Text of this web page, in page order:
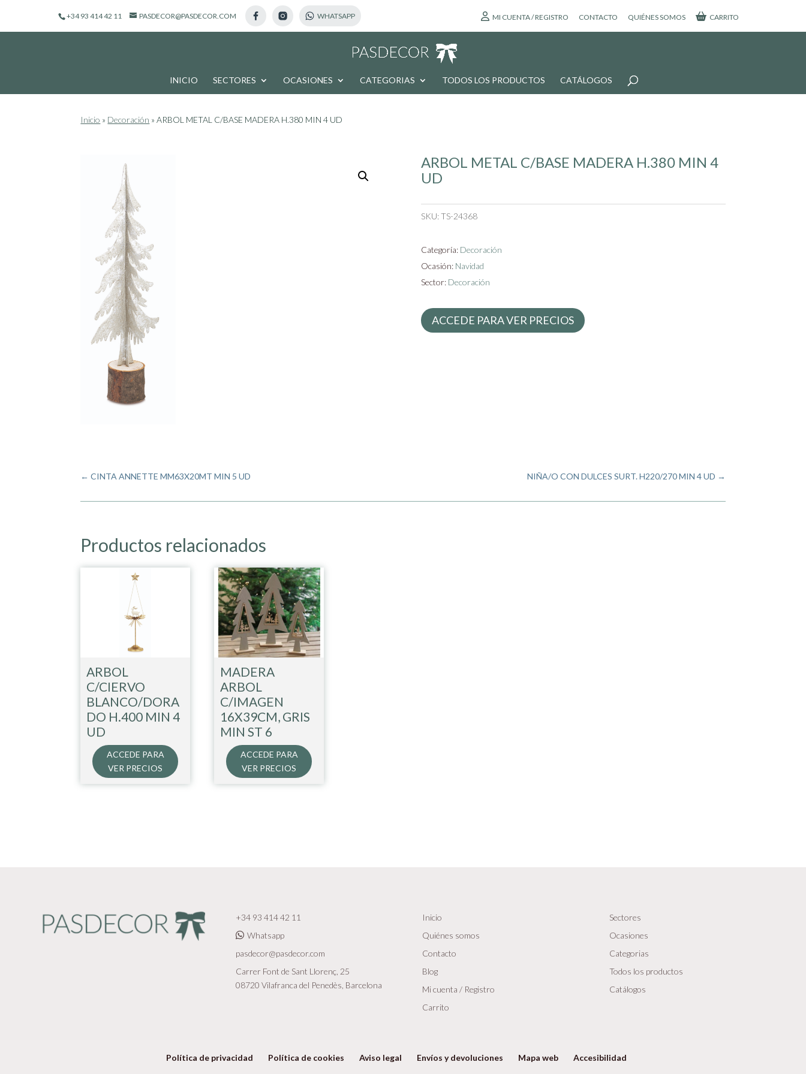
+34 93 414 42 11 PASDECOR@PASDECOR.COM MI CUENTA / REGISTRO CONTACTO QUIÉNES SOMOS CARRITO
INICIO SECTORES OCASIONES CATEGORIAS TODOS LOS PRODUCTOS CATÁLOGOS
productos
Inicio » Decoración »ARBOL METAL C/BASE MADERA H.380 MIN 4 UD
ARBOL METAL C/BASE MADERA H.380 MIN 4
UD
SKU:TS-24368
Categoría: Decoración
Ocasión: Navidad
Sector: Decoración
ACCEDE PARA VER PRECIOS
←CINTA ANNETTE MM63X20MT MIN 5 UD NIÑA/O CON DULCES SURT. H220/270 MIN 4 UD →
Productos relacionados
ARBOL
C/CIERVO
BLANCO/DORA
DO H.400 MIN 4
UD
ACCEDE PARA
VER PRECIOS
MADERA
ARBOL
C/IMAGEN
16X39CM, GRIS
MIN ST 6
ACCEDE PARA
VER PRECIOS
+34 93 414 42 11
Whatsapp
pasdecor@pasdecor.com
Carrer Font de Sant Llorenç, 25
08720 Vilafranca del Penedès, Barcelona
Inicio
Quiénes somos
Contacto
Blog
Mi cuenta / Registro
Carrito
Sectores
Ocasiones
Categorias
Todos los productos
Catálogos
Política de privacidad Política de cookies Aviso legal Envíos y devoluciones Mapa web Accesibilidad